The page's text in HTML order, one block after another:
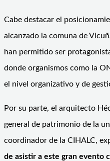
Cabe destacar el
alcanzado la comuna de
han permitido ser
donde organismos como la
el nivel organizativo y de
Por su parte, el arquitecto
general de patrimonio de la
coordinador de la CIHALC,
de asistir a este gran evento